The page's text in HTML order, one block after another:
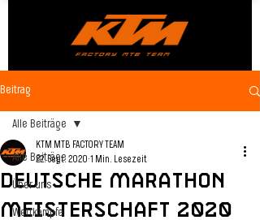
Beitrag
Alle Beiträge
Über uns
Wettkämpfe
Alle Beiträge
Deutsche Marathon
Meisterschaft 2020
KTM MTB FACTORY TEAM
22. Sept. 2020 1 Min. Lesezeit